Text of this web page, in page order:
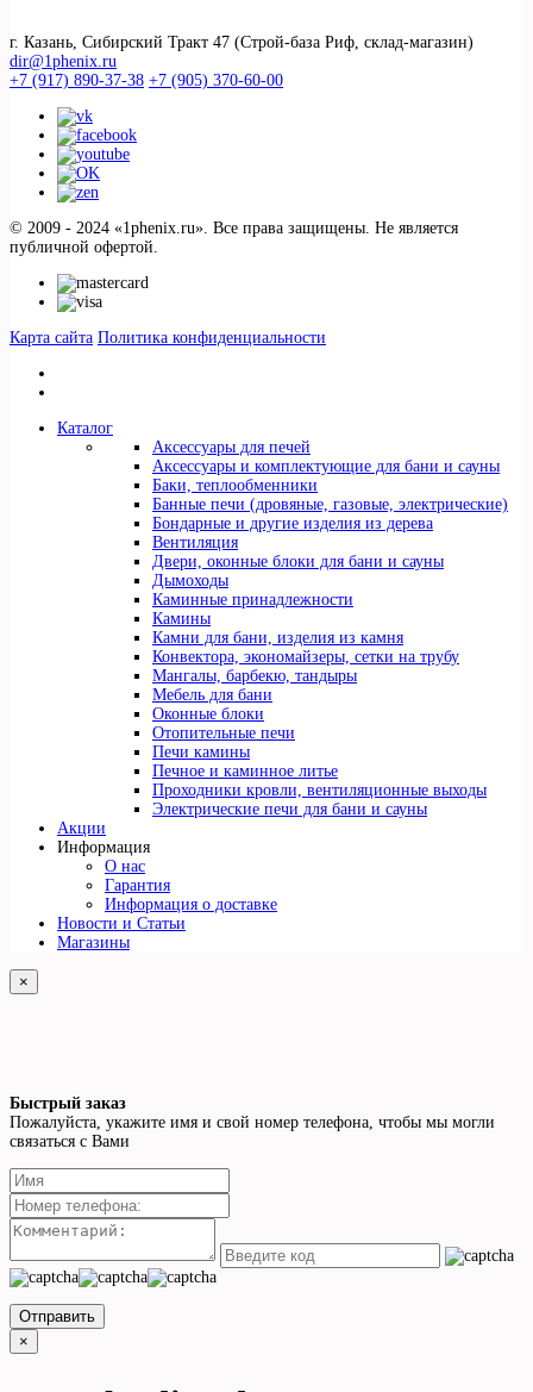
г. Казань, Сибирский Тракт 47 (Строй-база Риф, склад-магазин)
dir@1phenix.ru
+7 (917) 890-37-38 +7 (905) 370-60-00
© 2009 - 2024 «1phenix.ru». Все права защищены. Не является
публичной офертой.
Карта сайта Политика конфиденциальности
Каталог
Аксессуары для печей
Аксессуары и комплектующие для бани и сауны
Баки, теплообменники
Банные печи (дровяные, газовые, электрические)
Бондарные и другие изделия из дерева
Вентиляция
Двери, оконные блоки для бани и сауны
Дымоходы
Каминные принадлежности
Камины
Камни для бани, изделия из камня
Конвектора, экономайзеры, сетки на трубу
Мангалы, барбекю, тандыры
Мебель для бани
Оконные блоки
Отопительные печи
Печи камины
Печное и каминное литье
Проходники кровли, вeнтиляционные выходы
Электрические печи для бани и сауны
Акции
Информация
О нас
Гарантия
Информация о доставке
Новости и Статьи
Магазины
×
Быстрый заказ
Пожалуйста, укажите имя и свой номер телефона, чтобы мы могли
связаться с Вами
Отправить
×